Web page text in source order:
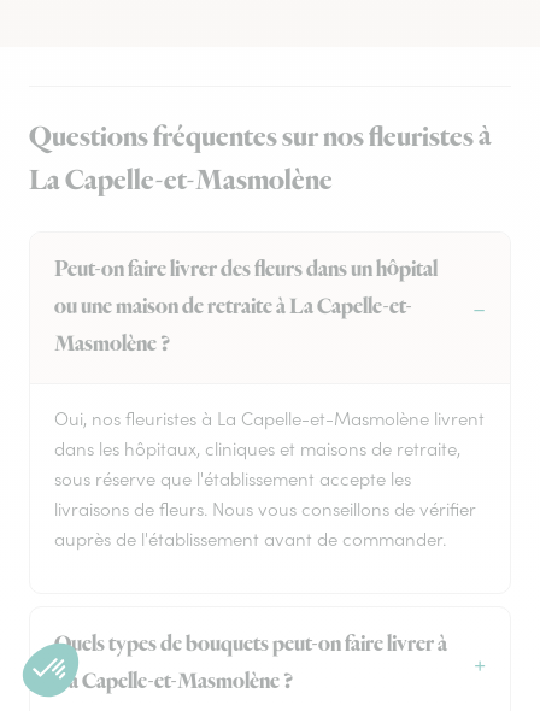
Questions fréquentes sur nos fleuristes à
La Capelle-et-Masmolène
Peut-on faire livrer des fleurs dans un hôpital
ou une maison de retraite à La Capelle-et-
Masmolène ?
Oui, nos fleuristes à La Capelle-et-Masmolène livrent
dans les hôpitaux, cliniques et maisons de retraite,
sous réserve que l'établissement accepte les
livraisons de fleurs. Nous vous conseillons de vérifier
auprès de l'établissement avant de commander.
Quels types de bouquets peut-on faire livrer à
La Capelle-et-Masmolène ?